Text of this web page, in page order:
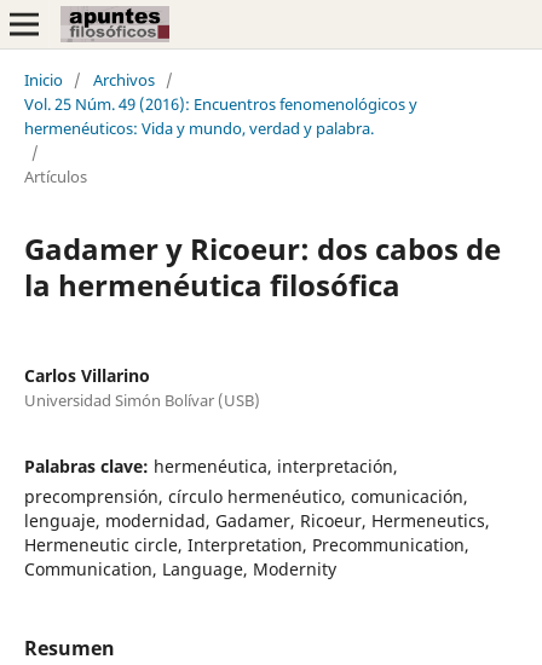
Inicio / Archivos /
Vol. 25 Núm. 49 (2016): Encuentros fenomenológicos y
hermenéuticos: Vida y mundo, verdad y palabra.
/
Artículos
Gadamer y Ricoeur: dos cabos de
la hermenéutica filosófica
Carlos Villarino
Universidad Simón Bolívar (USB)
Palabras clave: hermenéutica, interpretación,
precomprensión, círculo hermenéutico, comunicación,
lenguaje, modernidad, Gadamer, Ricoeur, Hermeneutics,
Hermeneutic circle, Interpretation, Precommunication,
Communication, Language, Modernity
Resumen